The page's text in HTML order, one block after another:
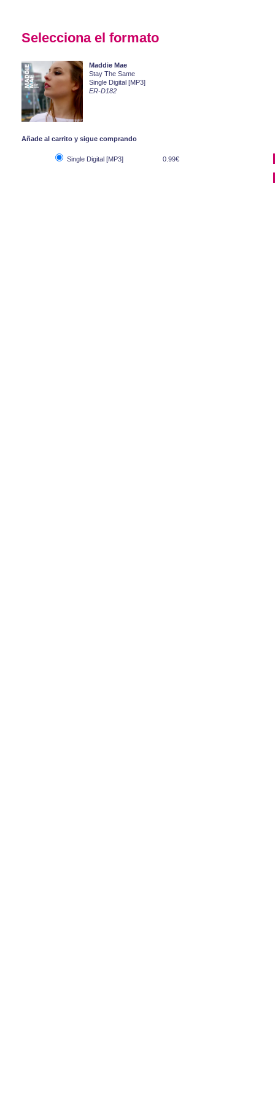
Selecciona el formato
Maddie Mae
Stay The Same
Single Digital [MP3]
ER-D182
Añade al carrito y sigue comprando
Single Digital [MP3] 0.99€